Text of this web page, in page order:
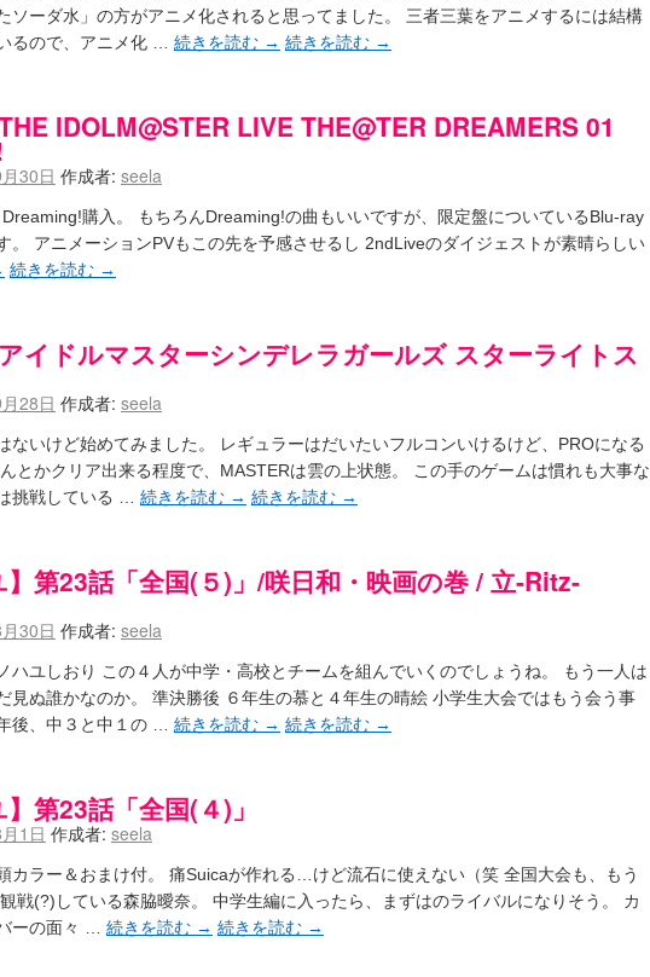
ソーダ水」の方がアニメ化されると思ってました。 三者三葉をアニメするには結構
るので、アニメ化 … 続きを読む → 続きを読む →
THE IDOLM@STER LIVE THE@TER DREAMERS 01
30日 作成者: seela
Dreaming!購入。 もちろんDreaming!の曲もいいですが、限定盤についているBlu-ray
。 アニメーションPVもこの先を予感させるし 2ndLiveのダイジェストが素晴らしい
続きを読む →
アイドルマスターシンデレラガールズ スターライトス
28日 作成者: seela
ないけど始めてみました。 レギュラーはだいたいフルコンいけるけど、PROになる
とかクリア出来る程度で、MASTERは雲の上状態。 この手のゲームは慣れも大事な
挑戦している … 続きを読む → 続きを読む →
】第23話「全国(５)」/咲日和・映画の巻 / 立-Ritz-
30日 作成者: seela
ハユしおり この４人が中学・高校とチームを組んでいくのでしょうね。 もう一人は
見ぬ誰かなのか。 準決勝後 ６年生の慕と４年生の晴絵 小学生大会ではもう会う事
後、中３と中１の … 続きを読む → 続きを読む →
】第23話「全国(４)」
1日 作成者: seela
カラー＆おまけ付。 痛Suicaが作れる…けど流石に使えない（笑 全国大会も、もう
戦(?)している森脇曖奈。 中学生編に入ったら、まずはのライバルになりそう。 カ
ーの面々 … 続きを読む → 続きを読む →